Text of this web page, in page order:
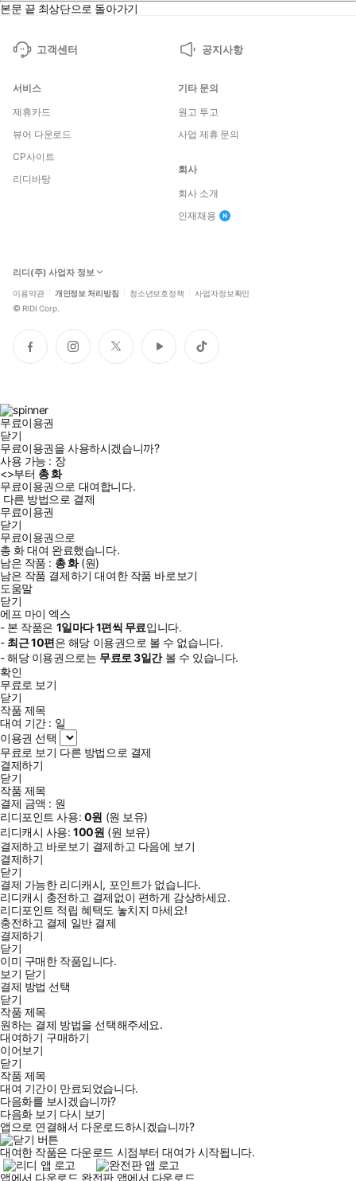
본문 끝 최상단으로 돌아가기
고객센터 공지사항
서비스
제휴카드
뷰어 다운로드
CP사이트
리디바탕
기타 문의
원고 투고
사업 제휴 문의
회사
회사 소개
인재채용
리디(주) 사업자 정보
이용약관 개인정보 처리방침 청소년보호정책 사업자정보확인
© RIDI Corp.
페
이
인
스
트
위
유
튜
틱
톡
무료이용권
닫기
무료이용권을 사용하시겠습니까?
사용 가능 : 장
<>부터 총화
무료이용권으로 대여합니다.
다른 방법으로 결제
무료이용권
닫기
무료이용권으로
총 화대여 완료했습니다.
남은 작품 : 총화(원)
남은 작품 결제하기 대여한 작품 바로보기
도움말
닫기
에프 마이 엑스
- 본 작품은 1일마다1편씩 무료입니다.
- 최근10편은 해당 이용권으로 볼 수 없습니다.
- 해당 이용권으로는 무료로3일간볼 수 있습니다.
확인
무료로 보기
닫기
작품 제목
대여 기간 : 일
이용권 선택
무료로 보기 다른 방법으로 결제
결제하기
닫기
작품 제목
결제 금액 : 원
리디포인트 사용: 0원 (원 보유)
리디캐시 사용:100원 (원 보유)
결제하고 바로보기 결제하고 다음에 보기
결제하기
닫기
결제 가능한 리디캐시, 포인트가 없습니다.
리디캐시 충전하고 결제없이 편하게 감상하세요.
리디포인트 적립 혜택도 놓치지 마세요!
충전하고 결제 일반 결제
결제하기
닫기
이미 구매한 작품입니다.
보기 닫기
결제 방법 선택
닫기
작품 제목
원하는 결제 방법을 선택해주세요.
대여하기 구매하기
이어보기
닫기
작품 제목
대여 기간이 만료되었습니다.
다음화를 보시겠습니까?
다음화 보기 다시 보기
앱으로 연결해서 다운로드하시겠습니까?
대여한 작품은 다운로드 시점부터 대여가 시작됩니다.
앱에서 다운로드 완전판 앱에서 다운로드